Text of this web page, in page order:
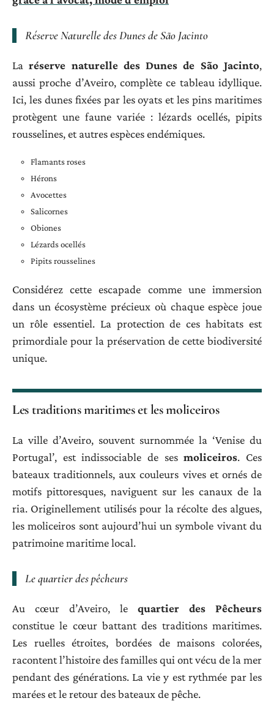
Réserve Naturelle des Dunes de São Jacinto
Laréserve naturelle des Dunes de São Jacinto,
aussi proche d’Aveiro, complète ce tableau idyllique.
Ici, les dunes fixées par les oyats et les pins maritimes
protègent une faune variée : lézards ocellés, pipits
rousselines, et autres espèces endémiques.
Flamants roses
Hérons
Avocettes
Salicornes
Obiones
Lézards ocellés
Pipits rousselines
Considérez cette escapade comme une immersion
dans un écosystème précieux où chaque espèce joue
un rôle essentiel. La protection de ces habitats est
primordiale pour la préservation de cette biodiversité
unique.
Les traditions maritimes et les moliceiros
La ville d’Aveiro, souvent surnommée la ‘Venise du
Portugal’, est indissociable de sesmoliceiros. Ces
bateaux traditionnels, aux couleurs vives et ornés de
motifs pittoresques, naviguent sur les canaux de la
ria. Originellement utilisés pour la récolte des algues,
les moliceiros sont aujourd’hui un symbole vivant du
patrimoine maritime local.
Le quartier des pêcheurs
Au cœur d’Aveiro, le quartier des Pêcheurs
constitue le cœur battant des traditions maritimes.
Les ruelles étroites, bordées de maisons colorées,
racontent l’histoire des familles qui ont vécu de la mer
pendant des générations. La vie y est rythmée par les
marées et le retour des bateaux de pêche.